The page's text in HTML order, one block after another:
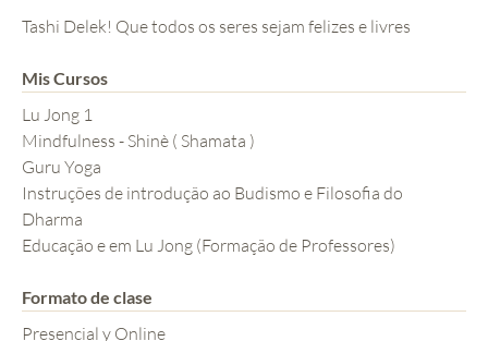
Tashi Delek! Que todos os seres sejam felizes e livres
Mis Cursos
Lu Jong 1
Mindfulness - Shinè ( Shamata )
Guru Yoga
Instruções de introdução ao Budismo e Filosofia do
Dharma
Educação e em Lu Jong (Formação de Professores)
Formato de clase
Presencial y Online